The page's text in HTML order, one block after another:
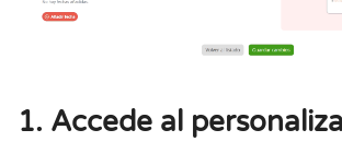
1. Accede al